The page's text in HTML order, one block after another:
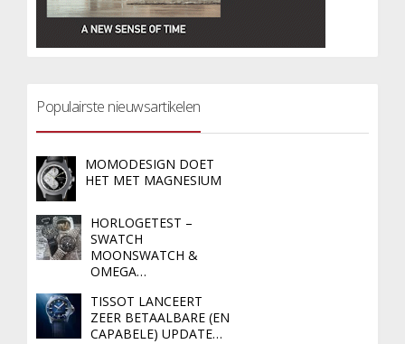
Populairste nieuwsartikelen
MOMODESIGN DOET
HET MET MAGNESIUM
HORLOGETEST –
SWATCH
MOONSWATCH &
OMEGA…
TISSOT LANCEERT
ZEER BETAALBARE (EN
CAPABELE) UPDATE…